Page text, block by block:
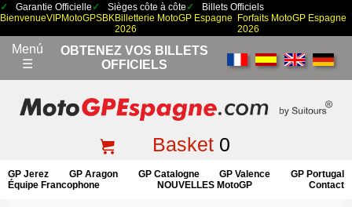
Garantie Officielle Sièges côte à côte
Billets Officiels
BienvenueVIPMotoGPSBKBilletterie MotoGP Espagne
2026
Forfaits MotoGP Espagne
2026
Menú
☰
OBTENEZ VOS BILLETS
OFFICIELS
Basket0
GP Jerez GP Aragon GP Catalogne GP Valence
GP Portugal
Équipe Francophone
NOUVELLES MotoGP Contact